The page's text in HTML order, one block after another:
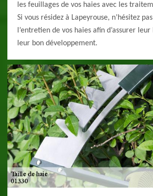
les feuillages de vos haies avec les
Si vous résidez à Lapeyrouse, n’hésitez
l’entretien de vos haies afin d’assurer
leur bon développement.